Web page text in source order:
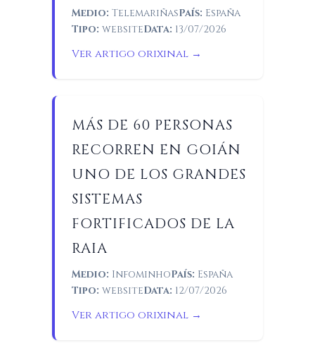
Medio: TelemariñasPaís: España
Tipo: websiteData: 13/07/2026
Ver artigo orixinal →
MÁS DE 60 PERSONAS
RECORREN EN GOIÁN
UNO DE LOS GRANDES
SISTEMAS
FORTIFICADOS DE LA
RAIA
Medio: InfominhoPaís: España
Tipo: websiteData: 12/07/2026
Ver artigo orixinal →